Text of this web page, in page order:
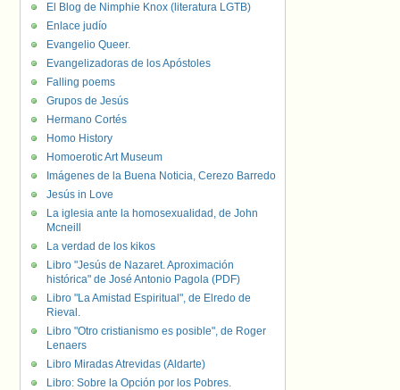
El Blog de Nimphie Knox (literatura LGTB)
Enlace judío
Evangelio Queer.
Evangelizadoras de los Apóstoles
Falling poems
Grupos de Jesús
Hermano Cortés
Homo History
Homoerotic Art Museum
Imágenes de la Buena Noticia, Cerezo Barredo
Jesús in Love
La iglesia ante la homosexualidad, de John
Mcneill
La verdad de los kikos
Libro "Jesús de Nazaret. Aproximación
histórica" de José Antonio Pagola (PDF)
Libro "La Amistad Espiritual", de Elredo de
Rieval.
Libro "Otro cristianismo es posible", de Roger
Lenaers
Libro Miradas Atrevidas (Aldarte)
Libro: Sobre la Opción por los Pobres.